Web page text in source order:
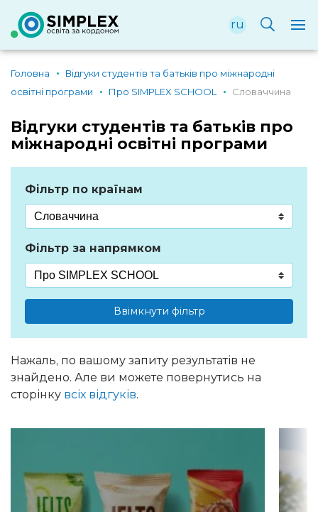
ru
Головна
Відгуки студентів та батьків про міжнародні
освітні програми
Про SIMPLEX SCHOOL Словаччина
Відгуки студентів та батьків про
міжнародні освітні програми
Фільтр по країнам
Фільтр за напрямком
Ввімкнути фільтр
Нажаль, по вашому запиту результатів не
знайдено. Але ви можете повернутись на
сторінку всіх відгуків.